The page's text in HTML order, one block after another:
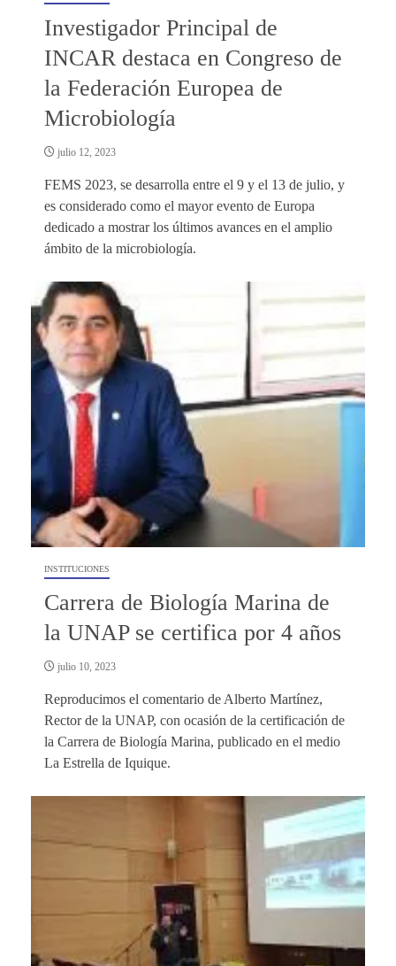
Investigador Principal de
INCAR destaca en Congreso de
la Federación Europea de
Microbiología
julio 12, 2023
FEMS 2023, se desarrolla entre el 9 y el 13 de julio, y
es considerado como el mayor evento de Europa
dedicado a mostrar los últimos avances en el amplio
ámbito de la microbiología.
INSTITUCIONES
Carrera de Biología Marina de
la UNAP se certifica por 4 años
julio 10, 2023
Reproducimos el comentario de Alberto Martínez,
Rector de la UNAP, con ocasión de la certificación de
la Carrera de Biología Marina, publicado en el medio
La Estrella de Iquique.